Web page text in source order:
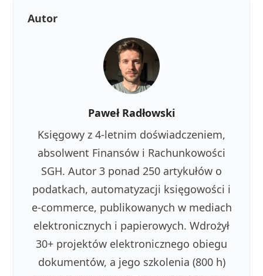
Autor
Paweł Radłowski
Księgowy z 4-letnim doświadczeniem,
absolwent Finansów i Rachunkowości
SGH. Autor 3 ponad 250 artykułów o
podatkach, automatyzacji księgowości i
e-commerce, publikowanych w mediach
elektronicznych i papierowych. Wdrożył
30+ projektów elektronicznego obiegu
dokumentów, a jego szkolenia (800 h)